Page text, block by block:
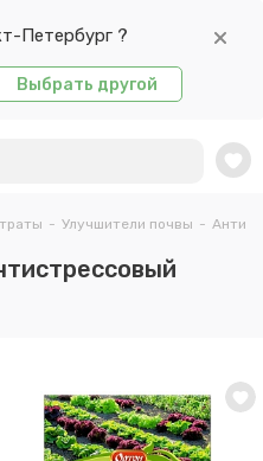
Петербург ?
Выбрать другой
- Улучшители почвы -